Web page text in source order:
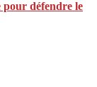
pour défendre le